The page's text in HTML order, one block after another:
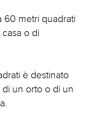
60 metri quadrati
o di
è destinato
un orto o di un